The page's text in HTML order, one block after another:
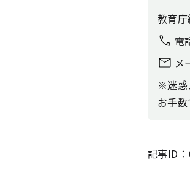
教育
電
メ
※迷惑
お手
記事ID